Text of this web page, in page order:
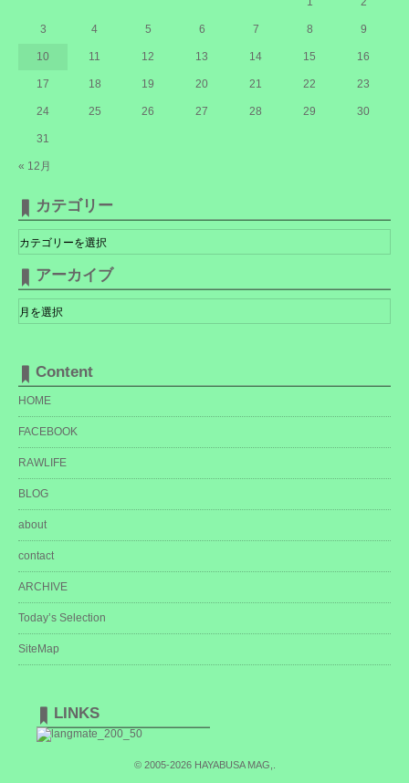
« 12月
3 4 5 6 7 8 9
10 11 12 13 14 15 16
17 18 19 20 21 22 23
24 25 26 27 28 29 30
31
カテゴリー
テ
ゴ
リ
ー
アーカイブ
ー
カ
Content
HOME
FACEBOOK
RAWLIFE
BLOG
about
contact
ARCHIVE
Today’s Selection
SiteMap
LINKS
© 2005-2026 HAYABUSA MAG,